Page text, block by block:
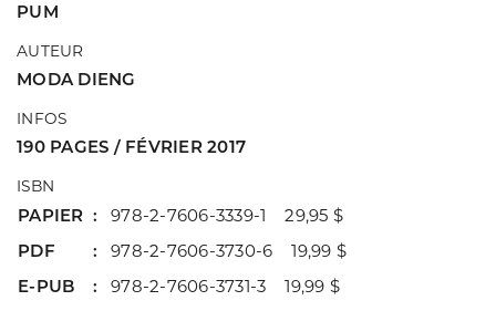
PUM
AUTEUR
MODA DIENG
INFOS
190 PAGES / FÉVRIER 2017
ISBN
PAPIER
978-2-7606-3339-1 29,95 $
PDF
978-2-7606-3730-6 19,99 $
E-PUB
978-2-7606-3731-3 19,99 $